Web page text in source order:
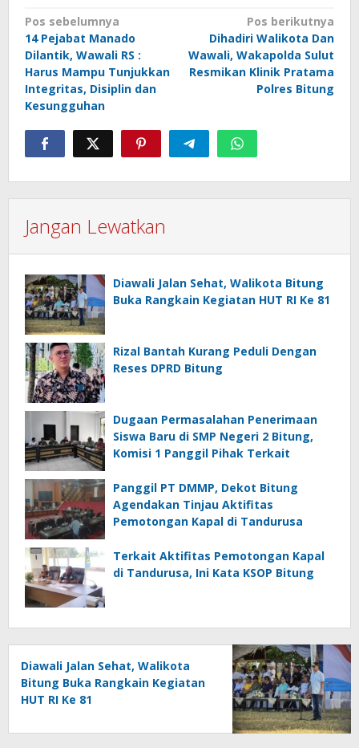
Navigasi
pos
Pos sebelumnya
14 Pejabat Manado
Dilantik, Wawali RS :
Harus Mampu Tunjukkan
Integritas, Disiplin dan
Kesungguhan
Pos berikutnya
Dihadiri Walikota Dan
Wawali, Wakapolda Sulut
Resmikan Klinik Pratama
Polres Bitung
Jangan Lewatkan
Diawali Jalan Sehat, Walikota Bitung
Buka Rangkain Kegiatan HUT RI Ke 81
Rizal Bantah Kurang Peduli Dengan
Reses DPRD Bitung
Dugaan Permasalahan Penerimaan
Siswa Baru di SMP Negeri 2 Bitung,
Komisi 1 Panggil Pihak Terkait
Panggil PT DMMP, Dekot Bitung
Agendakan Tinjau Aktifitas
Pemotongan Kapal di Tandurusa
Terkait Aktifitas Pemotongan Kapal
di Tandurusa, Ini Kata KSOP Bitung
Diawali Jalan Sehat, Walikota
Bitung Buka Rangkain Kegiatan
HUT RI Ke 81